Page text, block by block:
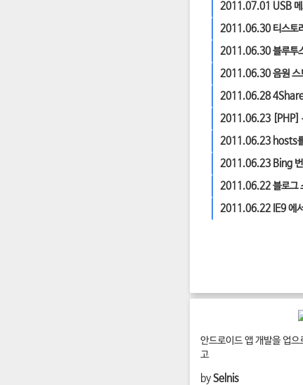
2011.07.01 USB
2011.06.30 티스토
2011.06.30블루
2011.06.30음원
2011.06.28
2011.06.23 [PHP]
2011.06.23 hosts
2011.06.23 Bing
2011.06.22블로그
2011.06.22 IE9 에
안드로이드 앱 개발을 업
고
bySelnis